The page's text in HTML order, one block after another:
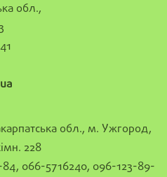
обл.,
обл., м. Ужгород,
228
066-5716240, 096-123-89-